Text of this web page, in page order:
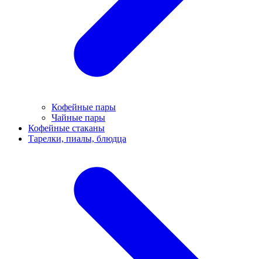
Кофейные пары
Чайные пары
Кофейные стаканы
Тарелки, пиалы, блюдца